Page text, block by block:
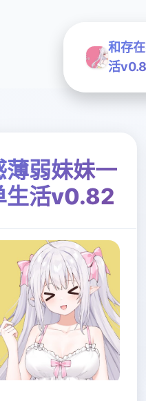
和存
活
薄弱妹妹一
生活v0.82